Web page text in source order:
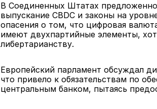
В Соединенных Штатах
выпускание CBDC и законы на
опасения о том, что цифровая
имеют двухпартийные элементы,
либертарианству.
Европейский парламент обсуждал
что привело к обязательствам по
центральным банком, пытаясь